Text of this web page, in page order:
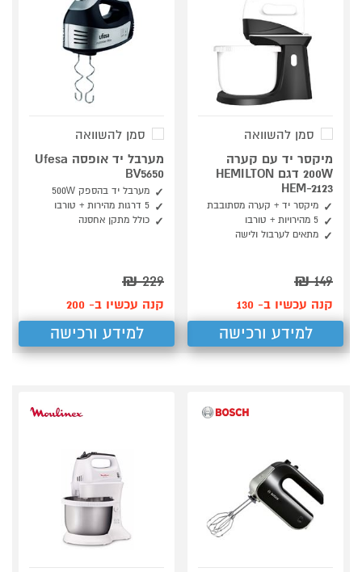
סמן להשוואה
מיקסר יד עם קערה
200W דגם HEMILTON
HEM-2123
מיקסר יד + קערה מסתובבת
5 מהירויות + טורבו
מתאים לערבול ולישה
149
₪
קנה עכשיו ב- 130
למידע ורכישה
סמן להשוואה
מערבל יד אופסה Ufesa
BV5650
מערבל יד בהספק 500W
5 דרגות מהירות + טורבו
כולל מתקן אחסנה
229
₪
קנה עכשיו ב- 200
למידע ורכישה